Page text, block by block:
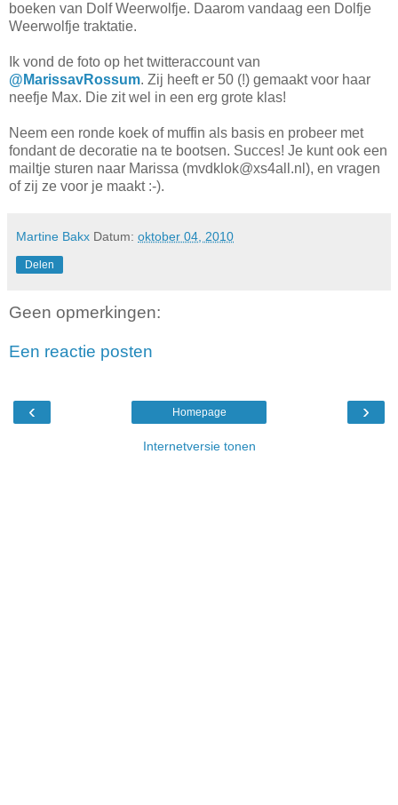
boeken van Dolf Weerwolfje. Daarom vandaag een Dolfje
Weerwolfje traktatie.
Ik vond de foto op het twitteraccount van
@MarissavRossum. Zij heeft er 50 (!) gemaakt voor haar
neefje Max. Die zit wel in een erg grote klas!
Neem een ronde koek of muffin als basis en probeer met
fondant de decoratie na te bootsen. Succes! Je kunt ook een
mailtje sturen naar Marissa (mvdklok@xs4all.nl), en vragen
of zij ze voor je maakt :-).
Martine Bakx Datum: oktober 04, 2010
Delen
Geen opmerkingen:
Een reactie posten
‹ ›
Homepage
Internetversie tonen